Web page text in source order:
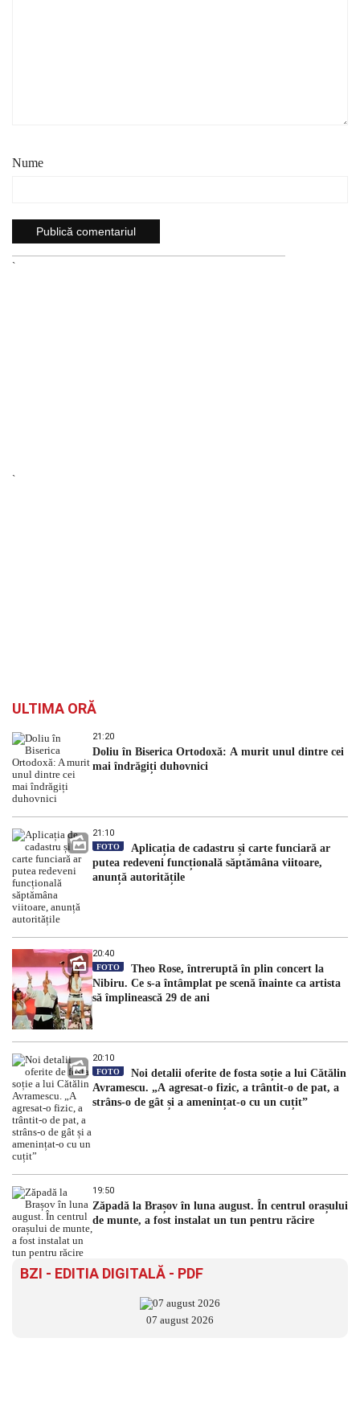
Nume
`
`
ULTIMA ORĂ
21:20
Doliu în Biserica Ortodoxă: A murit unul dintre cei
mai îndrăgiți duhovnici
21:10
FOTO
Aplicația de cadastru și carte funciară ar
putea redeveni funcțională săptămâna viitoare,
anunță autoritățile
20:40
FOTO
Theo Rose, întreruptă în plin concert la
Nibiru. Ce s-a întâmplat pe scenă înainte ca artista
să împlinească 29 de ani
20:10
FOTO
Noi detalii oferite de fosta soție a lui Cătălin
Avramescu. „A agresat-o fizic, a trântit-o de pat, a
strâns-o de gât și a amenințat-o cu un cuțit”
19:50
Zăpadă la Brașov în luna august. În centrul orașului
de munte, a fost instalat un tun pentru răcire
BZI - EDITIA DIGITALĂ - PDF
07 august 2026